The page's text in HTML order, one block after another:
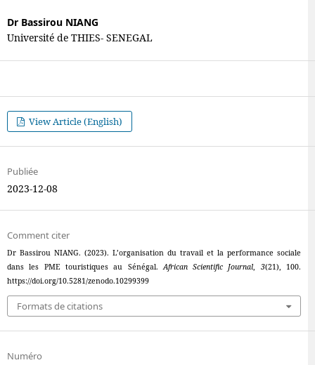
Dr Bassirou NIANG
Université de THIES- SENEGAL
View Article (English)
Publiée
2023-12-08
Comment citer
Dr Bassirou NIANG. (2023). L’organisation du travail et la performance sociale
dans les PME touristiques au Sénégal.African Scientific Journal, 3(21), 100.
https://doi.org/10.5281/zenodo.10299399
Formats de citations
Numéro